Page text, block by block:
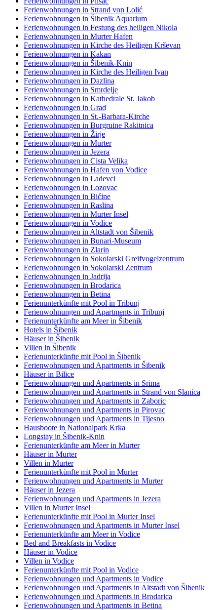
Ferienwohnungen in Strand von Lolić
Ferienwohnungen in Šibenik Aquarium
Ferienwohnungen in Festung des heiligen Nikola
Ferienwohnungen in Murter Hafen
Ferienwohnungen in Kirche des Heiligen Krševan
Ferienwohnungen in Kakan
Ferienwohnungen in Šibenik-Knin
Ferienwohnungen in Kirche des Heiligen Ivan
Ferienwohnungen in Dazlina
Ferienwohnungen in Smrdelje
Ferienwohnungen in Kathedrale St. Jakob
Ferienwohnungen in Grad
Ferienwohnungen in St.-Barbara-Kirche
Ferienwohnungen in Burgruine Rakitnica
Ferienwohnungen in Žirje
Ferienwohnungen in Murter
Ferienwohnungen in Jezera
Ferienwohnungen in Cista Velika
Ferienwohnungen in Hafen von Vodice
Ferienwohnungen in Ladevci
Ferienwohnungen in Lozovac
Ferienwohnungen in Bićine
Ferienwohnungen in Raslina
Ferienwohnungen in Murter Insel
Ferienwohnungen in Vodice
Ferienwohnungen in Altstadt von Šibenik
Ferienwohnungen in Bunari-Museum
Ferienwohnungen in Zlarin
Ferienwohnungen in Sokolarski Greifvogelzentrum
Ferienwohnungen in Sokolarski Zentrum
Ferienwohnungen in Jadrija
Ferienwohnungen in Brodarica
Ferienwohnungen in Betina
Ferienunterkünfte mit Pool in Tribunj
Ferienwohnungen und Apartments in Tribunj
Ferienunterkünfte am Meer in Šibenik
Hotels in Šibenik
Häuser in Šibenik
Villen in Šibenik
Ferienunterkünfte mit Pool in Šibenik
Ferienwohnungen und Apartments in Šibenik
Häuser in Bilice
Ferienwohnungen und Apartments in Srima
Ferienwohnungen und Apartments in Strand von Slanica
Ferienwohnungen und Apartments in Zaboric
Ferienwohnungen und Apartments in Pirovac
Ferienwohnungen und Apartments in Tijesno
Hausboote in Nationalpark Krka
Longstay in Šibenik-Knin
Ferienunterkünfte am Meer in Murter
Häuser in Murter
Villen in Murter
Ferienunterkünfte mit Pool in Murter
Ferienwohnungen und Apartments in Murter
Häuser in Jezera
Ferienwohnungen und Apartments in Jezera
Villen in Murter Insel
Ferienunterkünfte mit Pool in Murter Insel
Ferienwohnungen und Apartments in Murter Insel
Ferienunterkünfte am Meer in Vodice
Bed and Breakfasts in Vodice
Häuser in Vodice
Villen in Vodice
Ferienunterkünfte mit Pool in Vodice
Ferienwohnungen und Apartments in Vodice
Ferienwohnungen und Apartments in Altstadt von Šibenik
Ferienwohnungen und Apartments in Brodarica
Ferienwohnungen und Apartments in Betina